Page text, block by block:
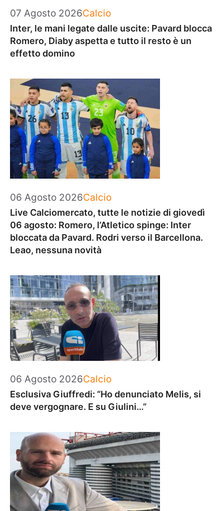
07 Agosto 2026Categorie
Calcio
Inter, le mani legate dalle uscite: Pavard blocca
Romero, Diaby aspetta e tutto il resto è un
effetto domino
06 Agosto 2026Categorie
Calcio
Live Calciomercato, tutte le notizie di giovedì
06 agosto: Romero, l’Atletico spinge: Inter
bloccata da Pavard. Rodri verso il Barcellona.
Leao, nessuna novità
06 Agosto 2026Categorie
Calcio
Esclusiva Giuffredi: “Ho denunciato Melis, si
deve vergognare. E su Giulini…”